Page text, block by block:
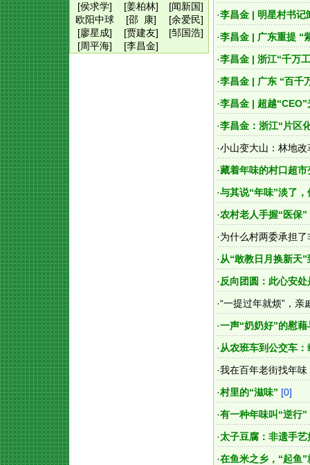
·李昌金 | 明星村书记
·李昌金 | 广东重提 “
·李昌金 | 浙江“千万
·李昌金 | 广东 “百千
·李昌金 | 超越
·李昌金：浙江“片区
·小山变大山：林地
·藏着年味的村口超
·与其说“年味”淡了
·农村老人手握“医保
·为什么村两委承担
·从“敢教日月换新天
· 反向团圆：此心安处
·“一提过年就烦”，亲
·一声“奶奶好”的慰
·从农班车到公交车
·我在百年老街找年
·村里的“滋味” [0]
·有一种年味叫“逆行
·太子豆腐：非遗手艺
·在鱼米之乡，“起鱼”
[侯求学]
[姜柏林]
[闻新国]
欧阳中球
[邵 康]
[余爱民]
[廖星成]
[贾建友]
[邹国浩]
[周平海]
[李昌金]